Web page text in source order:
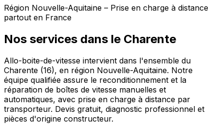
Région Nouvelle-Aquitaine – Prise en charge à distance
partout en France
Nos services dans le Charente
Allo-boite-de-vitesse intervient dans l'ensemble du
Charente (16), en région Nouvelle-Aquitaine. Notre
équipe qualifiée assure le reconditionnement et la
réparation de boîtes de vitesse manuelles et
automatiques, avec prise en charge à distance par
transporteur. Devis gratuit, diagnostic professionnel et
pièces d'origine constructeur.